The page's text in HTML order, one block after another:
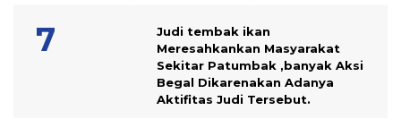
Judi tembak ikan
Meresahkankan Masyarakat
Sekitar Patumbak ,banyak Aksi
Begal Dikarenakan Adanya
Aktifitas Judi Tersebut.